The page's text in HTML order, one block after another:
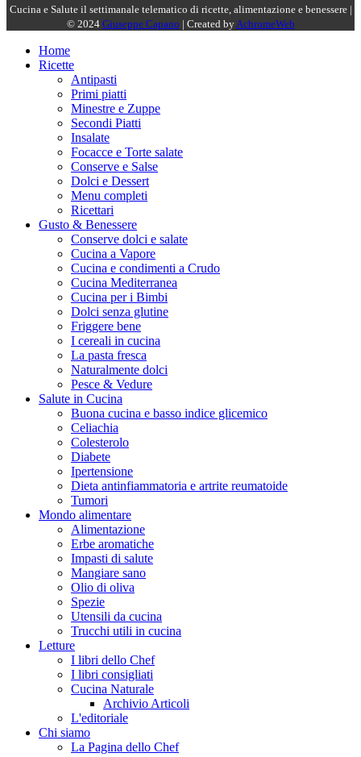
Cucina e Salute il settimanale telematico di ricette, alimentazione e benessere |
© 2024 Giuseppe Capano | Created byAchromeWeb
Home
Ricette
Antipasti
Primi piatti
Minestre e Zuppe
Secondi Piatti
Insalate
Focacce e Torte salate
Conserve e Salse
Dolci e Dessert
Menu completi
Ricettari
Gusto & Benessere
Conserve dolci e salate
Cucina a Vapore
Cucina e condimenti a Crudo
Cucina Mediterranea
Cucina per i Bimbi
Dolci senza glutine
Friggere bene
I cereali in cucina
La pasta fresca
Naturalmente dolci
Pesce & Vedure
Salute in Cucina
Buona cucina e basso indice glicemico
Celiachia
Colesterolo
Diabete
Ipertensione
Dieta antinfiammatoria e artrite reumatoide
Tumori
Mondo alimentare
Alimentazione
Erbe aromatiche
Impasti di salute
Mangiare sano
Olio di oliva
Spezie
Utensili da cucina
Trucchi utili in cucina
Letture
I libri dello Chef
I libri consigliati
Cucina Naturale
Archivio Articoli
L'editoriale
Chi siamo
La Pagina dello Chef